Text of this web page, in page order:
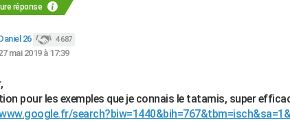
réponse
26 4 687
mai 2019 à 17:39
pour les exemples que je connais le tatamis, super